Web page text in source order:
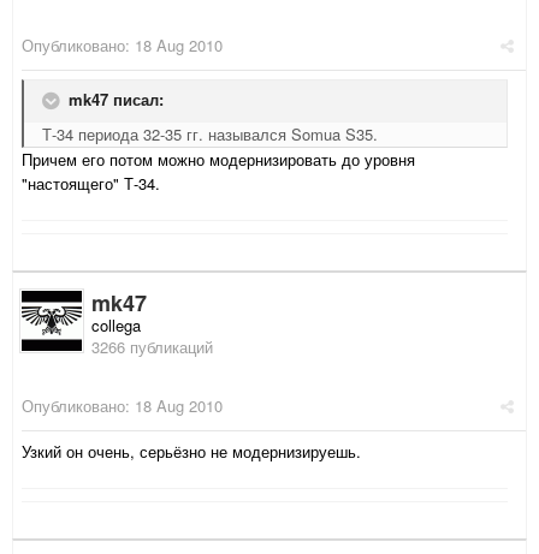
Опубликовано: 18 Aug 2010
mk47 писал:
Т-34 периода 32-35 гг. назывался Somua S35.
Причем его потом можно модернизировать до уровня
"настоящего" Т-34.
mk47
collega
3266 публикаций
Опубликовано: 18 Aug 2010
Узкий он очень, серьёзно не модернизируешь.